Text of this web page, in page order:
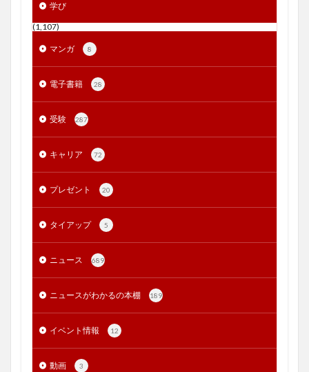
学び
(1,107)
マンガ 8
電子書籍 28
受験 287
キャリア 72
プレゼント 20
タイアップ 5
ニュース 689
ニュースがわかるの本棚 189
イベント情報 12
動画 3